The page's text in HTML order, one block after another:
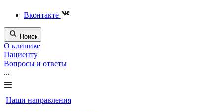
Вконтакте
Поиск
О клинике
Пациенту
Вопросы и ответы
...
Наши направления